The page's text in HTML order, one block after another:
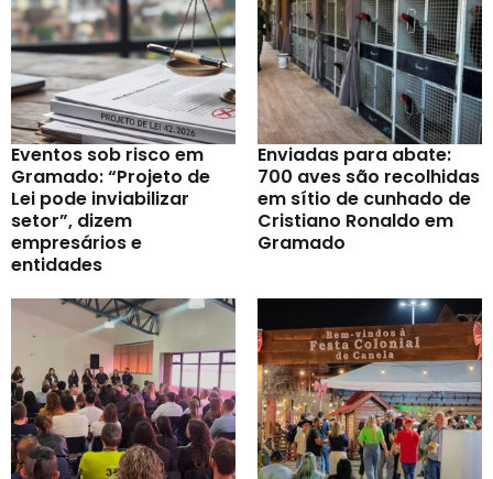
Eventos sob risco em
Gramado: “Projeto de
Lei pode inviabilizar
setor”, dizem
empresários e
entidades
Enviadas para abate:
700 aves são recolhidas
em sítio de cunhado de
Cristiano Ronaldo em
Gramado